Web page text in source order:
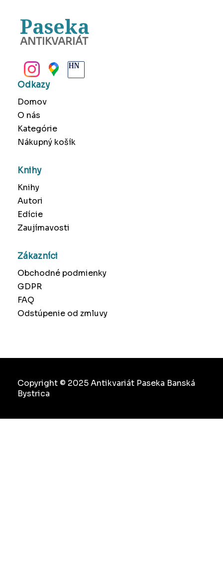
Paseka
ANTIKVARIÁT
Odkazy
Domov
O nás
Kategórie
Nákupný košík
Knihy
Knihy
Autori
Edície
Zaujímavosti
Zákazníci
Obchodné podmienky
GDPR
FAQ
Odstúpenie od zmluvy
Copyright © 2025 Antikvariát Paseka Banská
Bystrica